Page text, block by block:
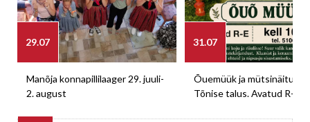
29.07
Manõja konnapillilaager 29. juuli-
2. august
31.07
Õuemüük ja mütsinäitus
Tõnise talus. Avatud R-E